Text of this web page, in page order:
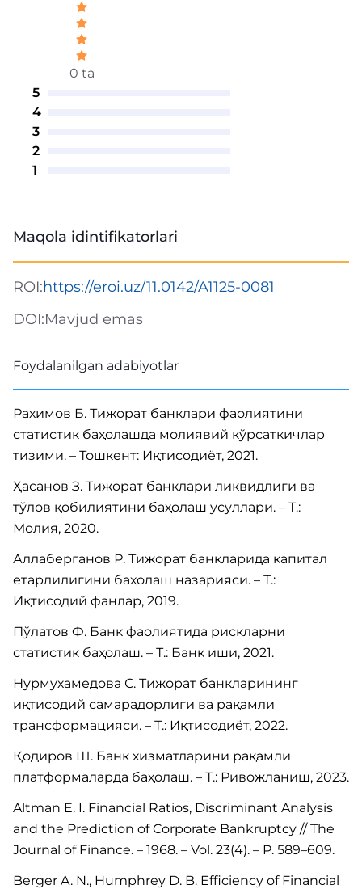
0 ta
5
4
3
2
1
Maqola idintifikatorlari
ROI:https://eroi.uz/11.0142/A1125-0081
DOI:Mavjud emas
Foydalanilgan adabiyotlar
Рахимов Б. Тижорат банклари фаолиятини
статистик баҳолашда молиявий кўрсаткичлар
тизими. – Тошкент: Иқтисодиёт, 2021.
Ҳасанов З. Тижорат банклари ликвидлиги ва
тўлов қобилиятини баҳолаш усуллари. – Т.:
Молия, 2020.
Аллаберганов Р. Тижорат банкларида капитал
етарлилигини баҳолаш назарияси. – Т.:
Иқтисодий фанлар, 2019.
Пўлатов Ф. Банк фаолиятида рискларни
статистик баҳолаш. – Т.: Банк иши, 2021.
Нурмухамедова С. Тижорат банкларининг
иқтисодий самарадорлиги ва рақамли
трансформацияси. – Т.: Иқтисодиёт, 2022.
Қодиров Ш. Банк хизматларини рақамли
платформаларда баҳолаш. – Т.: Ривожланиш, 2023.
Altman E. I. Financial Ratios, Discriminant Analysis
and the Prediction of Corporate Bankruptcy // The
Journal of Finance. – 1968. – Vol. 23(4). – P. 589–609.
Berger A. N., Humphrey D. B. Efficiency of Financial